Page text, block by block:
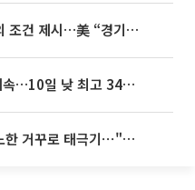
이란, 미국에 호르무즈 합의 조건 제시…美 “경기 아직 안 끝나” [종합]
[내일 날씨] 전국 무더위 계속…10일 낮 최고 34도 육박
서경덕 교수, 김희철도 분노한 거꾸로 태극기⋯"엉터리는 아냐, 아쉬울 뿐"